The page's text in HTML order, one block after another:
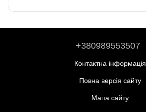
+380989553507
Контактна інформація
Повна версія сайту
Мапа сайту